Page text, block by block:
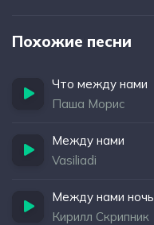
Похожие песни
Что между нами
Паша Морис
Между нами
Vasiliadi
Между нами ночь
Кирилл Скрипник